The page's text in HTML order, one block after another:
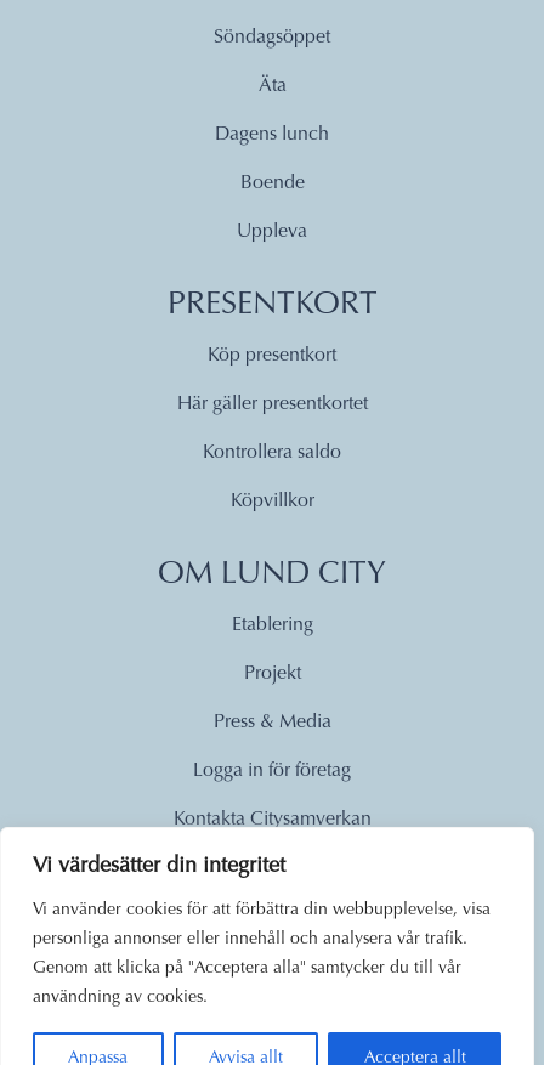
Vi värdesätter din integritet
Vi använder cookies för att förbättra din webbupplevelse, visa
personliga annonser eller innehåll och analysera vår trafik.
Genom att klicka på "Acceptera alla" samtycker du till vår
användning av cookies.
Anpassa Avvisa allt Acceptera allt
Söndagsöppet
Äta
Dagens lunch
Boende
Uppleva
PRESENTKORT
Köp presentkort
Här gäller presentkortet
Kontrollera saldo
Köpvillkor
OM LUND CITY
Etablering
Projekt
Press & Media
Logga in för företag
Kontakta Citysamverkan
Lund City. Alla rättigheter
förbehållna.